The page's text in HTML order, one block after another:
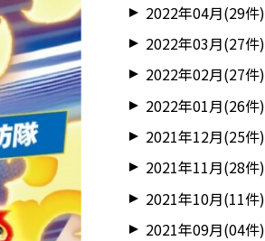
2022年04月(29件)
2022年03月(27件)
2022年02月(27件)
2022年01月(26件)
2021年12月(25件)
2021年11月(28件)
2021年10月(11件)
2021年09月(04件)